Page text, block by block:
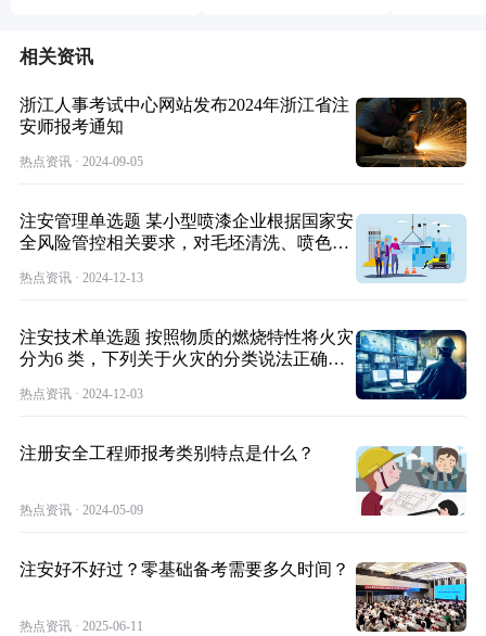
相关资讯
浙江人事考试中心网站发布2024年浙江省注
安师报考通知
热点资讯 · 2024-09-05
注安管理单选题 某小型喷漆企业根据国家安
全风险管控相关要求，对毛坯清洗、喷色
热点资讯 · 2024-12-13
注安技术单选题 按照物质的燃烧特性将火灾
分为6 类，下列关于火灾的分类说法正确的
热点资讯 · 2024-12-03
注册安全工程师报考类别特点是什么？
热点资讯 · 2024-05-09
注安好不好过？零基础备考需要多久时间？
热点资讯 · 2025-06-11